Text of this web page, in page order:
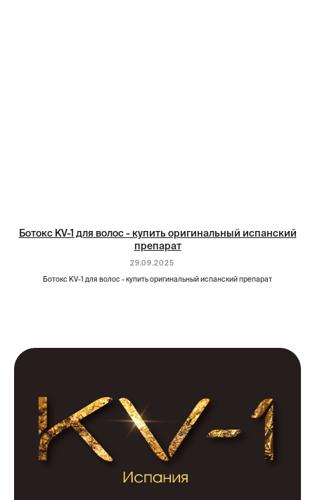
Ботокс KV-1 для волос - купить оригинальный испанский
препарат
29.09.2025
Ботокс KV-1 для волос - купить оригинальный испанский препарат